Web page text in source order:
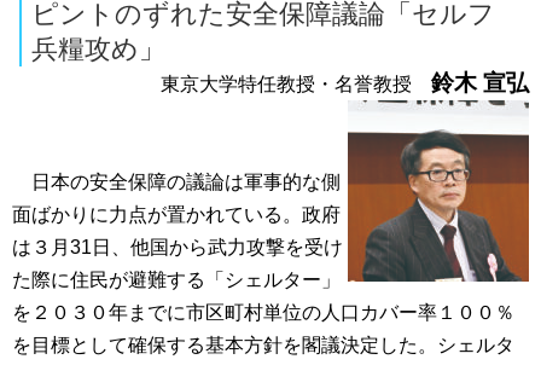
ピントのずれた安全保障議論「セルフ
兵糧攻め」
東京大学特任教授・名誉教授 鈴木 宣弘
日本の安全保障の議論は軍事的な側
面ばかりに力点が置かれている。政府
は３月31日、他国から武力攻撃を受け
た際に住民が避難する「シェルター」
を２０３０年までに市区町村単位の人口カバー率１００％
を目標として確保する基本方針を閣議決定した。シェルタ